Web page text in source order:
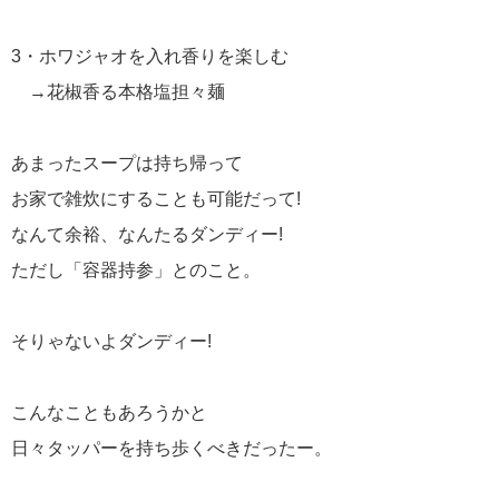
3・ホワジャオを入れ香りを楽しむ
→花椒香る本格塩担々麺
あまったスープは持ち帰って
お家で雑炊にすることも可能だって!
なんて余裕、なんたるダンディー!
ただし「容器持参」とのこと。
そりゃないよダンディー!
こんなこともあろうかと
日々タッパーを持ち歩くべきだったー。